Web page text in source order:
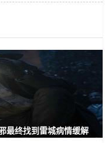
最终找到雷城病情缓解